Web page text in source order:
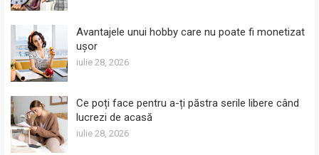
Avantajele unui hobby care nu poate fi monetizat
ușor
iulie 28, 2026
Ce poți face pentru a-ți păstra serile libere când
lucrezi de acasă
iulie 28, 2026